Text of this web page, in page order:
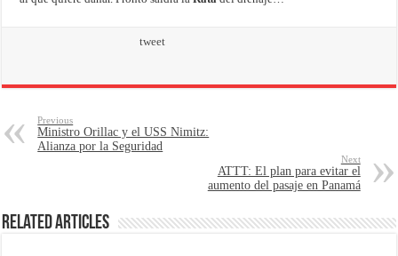
tweet
Previous
Ministro Orillac y el USS Nimitz:
Alianza por la Seguridad
Next
ATTT: El plan para evitar el
aumento del pasaje en Panamá
Related Articles